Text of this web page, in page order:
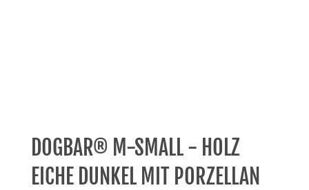
DOGBAR® M-SMALL - HOLZ
EICHE DUNKEL MIT PORZELLAN